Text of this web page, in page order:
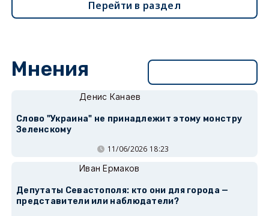
Перейти в раздел
Мнения
Денис Канаев
Слово "Украина" не принадлежит этому монстру
Зеленскому
11/06/2026 18:23
Иван Ермаков
Депутаты Севастополя: кто они для города —
представители или наблюдатели?